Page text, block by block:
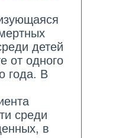
детей
от одного
года. В
среди
в